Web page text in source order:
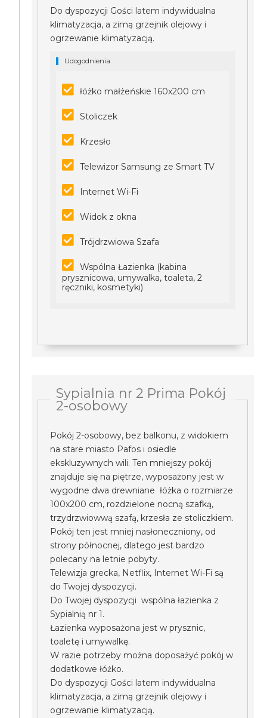
Do dyspozycji Gości latem indywidualna
klimatyzacja, a zimą grzejnik olejowy i
ogrzewanie klimatyzacją.
Udogodnienia
łóżko małżeńskie 160x200 cm
Stoliczek
Krzesło
Telewizor Samsung ze Smart TV
Internet Wi-Fi
Widok z okna
Trójdrzwiowa Szafa
Wspólna Łazienka (kabina
prysznicowa, umywalka, toaleta, 2
ręczniki, kosmetyki)
Sypialnia nr 2 Prima Pokój
2-osobowy
Pokój 2-osobowy, bez balkonu, z widokiem
na stare miasto Pafos i osiedle
ekskluzywnych wili. Ten mniejszy pokój
znajduje się na piętrze, wyposażony jest w
wygodne dwa drewniane łóżka o rozmiarze
100x200 cm, rozdzielone nocną szafką,
trzydrzwiowwą szafą, krzesła ze stoliczkiem.
Pokój ten jest mniej nasłoneczniony, od
strony północnej, dlatego jest bardzo
polecany na letnie pobyty.
Telewizja grecka, Netflix, Internet Wi-Fi są
do Twojej dyspozycji.
Do Twojej dyspozycji wspólna łazienka z
Sypialnią nr 1.
Łazienka wyposażona jest w prysznic,
toaletę i umywalkę.
W razie potrzeby można doposażyć pokój w
dodatkowe łóżko.
Do dyspozycji Gości latem indywidualna
klimatyzacja, a zimą grzejnik olejowy i
ogrzewanie klimatyzacją.